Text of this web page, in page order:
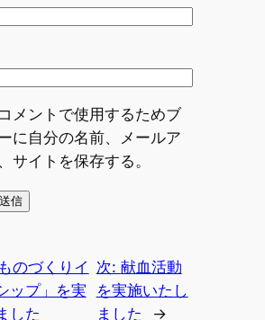
メントで使用するためブ
に自分の名前、メールア
サイトを保存する。
ものづくりイ
ップ」を実
した
次: 献血活動
を実施いたし
ました
→